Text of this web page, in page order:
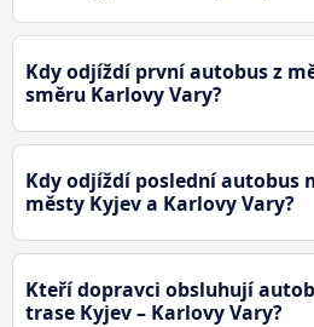
Kdy odjíždí první autobus z
směru Karlovy Vary?
Kdy odjíždí poslední autobus
městy Kyjev a Karlovy Vary?
Kteří dopravci obsluhují
trase Kyjev – Karlovy Vary?